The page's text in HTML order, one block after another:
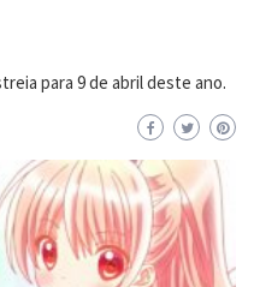
para 9 de abril deste ano.